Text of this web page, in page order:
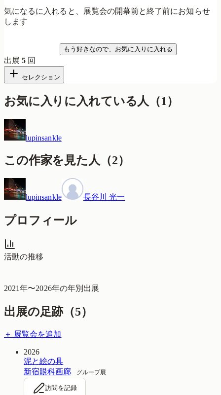
気になるに入れると、展覧会の開幕前と終了前にお知らせ
します
もう好きなので、お気に入りに入れる
出展5 回
セレクション
お気に入りに入れている人 （1）
lupinsankle
この作家を見た人 （2）
lupinsankle 長谷川 光一
プロフィール
活動の推移
2021年〜2026年の年別出展
出展の足跡（5）
＋ 展覧会を追加
2026
泥と絵の具
新宿眼科画廊
グループ展
訪問を記録